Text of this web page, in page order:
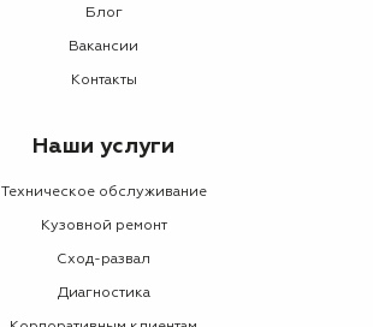
Блог
Вакансии
Контакты
Наши услуги
Техническое обслуживание
Кузовной ремонт
Сход-развал
Диагностика